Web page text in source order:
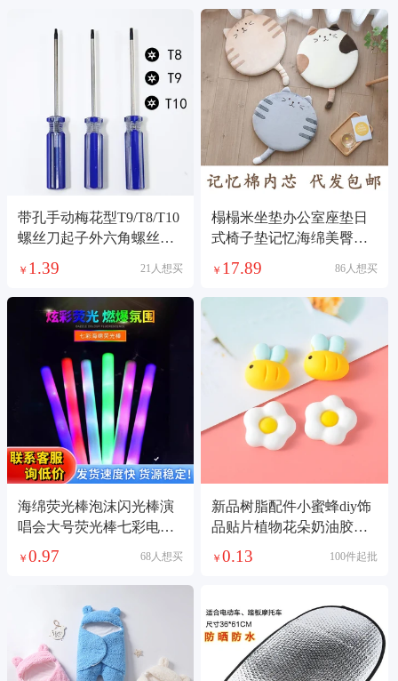
带孔手动梅花型T9/T8/T10
螺丝刀起子外六角螺丝刀
拆机维修工具T6
￥ 1.39 21人想买
榻榻米坐垫办公室座垫日
式椅子垫记忆海绵美臀垫
猫咪圆形蒲团坐垫
￥ 17.89 86人想买
海绵荧光棒泡沫闪光棒演
唱会大号荧光棒七彩电子
发光棒一次性
￥ 0.97 68人想买
新品树脂配件小蜜蜂diy饰
品贴片植物花朵奶油胶手
机壳材料发夹
￥0.13 100件起批